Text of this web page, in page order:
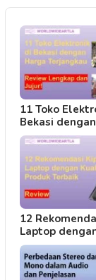
11 Toko
Bekasi
12
Laptop